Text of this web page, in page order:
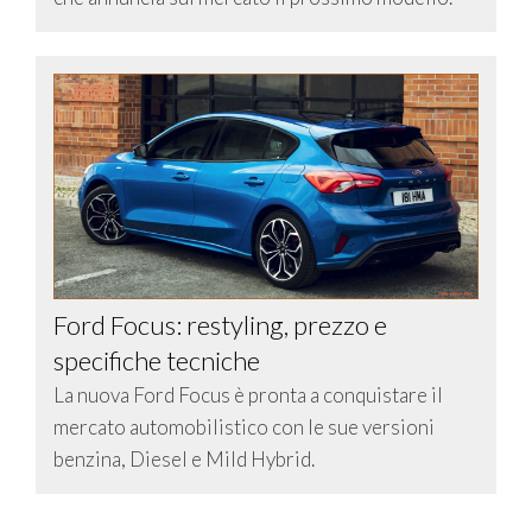
Ford Focus: restyling, prezzo e
specifiche tecniche
La nuova Ford Focus è pronta a conquistare il
mercato automobilistico con le sue versioni
benzina, Diesel e Mild Hybrid.